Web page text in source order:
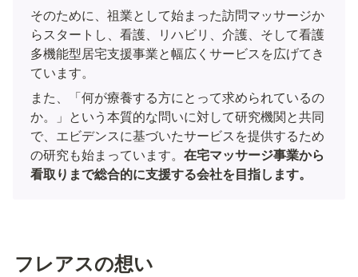
そのために、祖業として始まった訪問マッサージか
らスタートし、看護、リハビリ、介護、そして看護
多機能型居宅支援事業と幅広くサービスを広げてき
ています。
また、「何が療養する方にとって求められているの
か。」という本質的な問いに対して研究機関と共同
で、エビデンスに基づいたサービスを提供するため
の研究も始まっています。 在宅マッサージ事業から
看取りまで総合的に支援する会社を目指します。
フレアスの想い